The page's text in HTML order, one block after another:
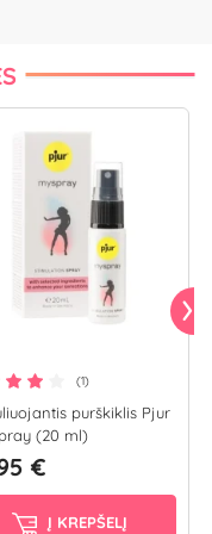
(1)
purškiklis Pjur
(20 ml)
€
Į KREPŠELĮ